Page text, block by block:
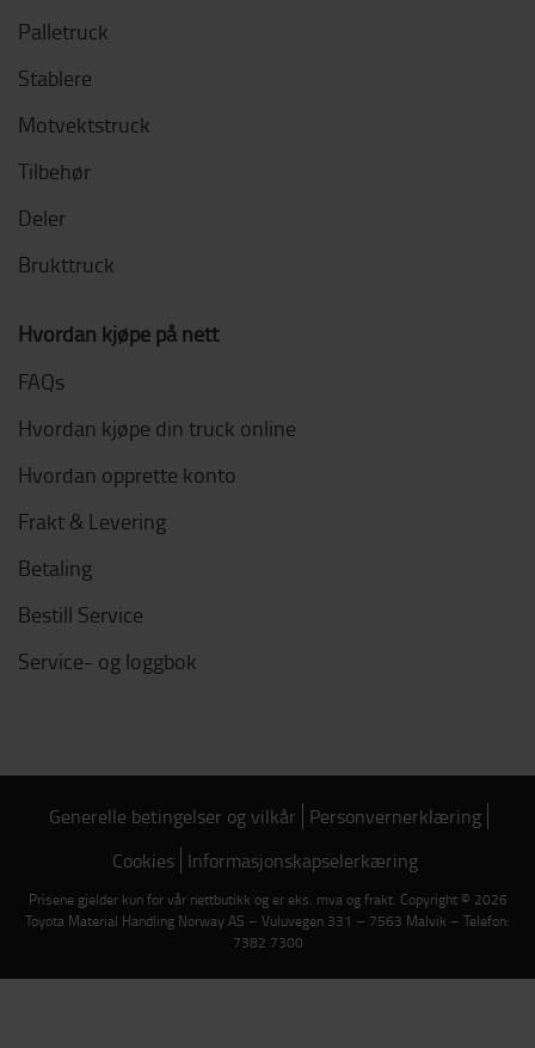
Palletruck
Stablere
Motvektstruck
Tilbehør
Deler
Brukttruck
Hvordan kjøpe på nett
FAQs
Hvordan kjøpe din truck online
Hvordan opprette konto
Frakt & Levering
Betaling
Bestill Service
Service- og loggbok
Generelle betingelser og vilkår Personvernerklæring
Cookies Informasjonskapselerkæring
Prisene gjelder kun for vår nettbutikk og er eks. mva og frakt. Copyright © 2026
Toyota Material Handling Norway AS – Vuluvegen 331 – 7563 Malvik – Telefon:
7382 7300